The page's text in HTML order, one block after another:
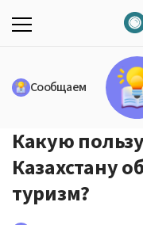
Сообщаем
Какую
Казахстану
туризм?